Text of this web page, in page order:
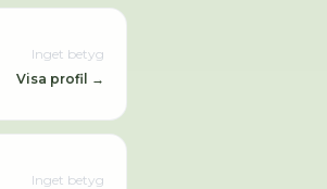
Inget betyg
Visa profil →
Inget betyg